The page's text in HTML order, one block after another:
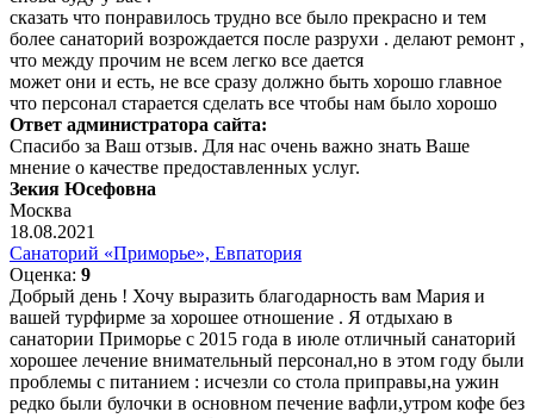
сказать что понравилось трудно все было прекрасно и тем
более санаторий возрождается после разрухи . делают ремонт ,
что между прочим не всем легко все дается
может они и есть, не все сразу должно быть хорошо главное
что персонал старается сделать все чтобы нам было хорошо
Ответ администратора сайта:
Спасибо за Ваш отзыв. Для нас очень важно знать Ваше
мнение о качестве предоставленных услуг.
Зекия Юсефовна
Москва
18.08.2021
Санаторий «Приморье», Евпатория
Оценка: 9
Добрый день ! Хочу выразить благодарность вам Мария и
вашей турфирме за хорошее отношение . Я отдыхаю в
санатории Приморье с 2015 года в июле отличный санаторий
хорошее лечение внимательный персонал,но в этом году были
проблемы с питанием : исчезли со стола приправы,на ужин
редко были булочки в основном печение вафли,утром кофе без